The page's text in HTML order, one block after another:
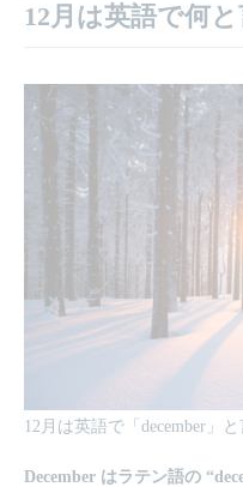
12月は英語で何と
12月は英語で「december」と
December はラテン語の